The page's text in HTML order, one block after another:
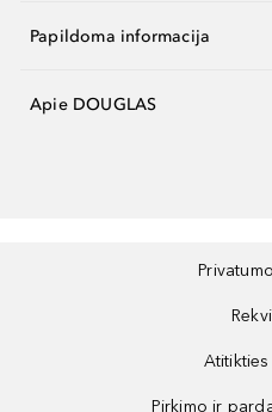
Papildoma informacija
Apie DOUGLAS
Pirkimo ir